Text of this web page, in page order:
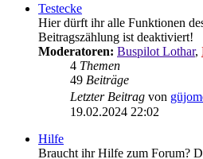
Testecke
Hier dürft ihr alle Funktionen
Beitragszählung ist deaktiviert!
Moderatoren: Buspilot Lothar,
4 Themen
49 Beiträge
Letzter Beitrag von
19.02.2024 22:02
Hilfe
Braucht ihr Hilfe zum Forum?